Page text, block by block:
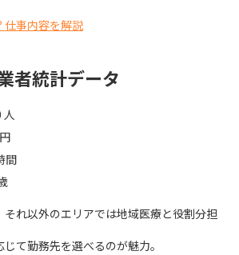
仕事内容を解説
者統計データ
人
間
れ以外のエリアでは地域医療と役割分担
て勤務先を選べるのが魅力。